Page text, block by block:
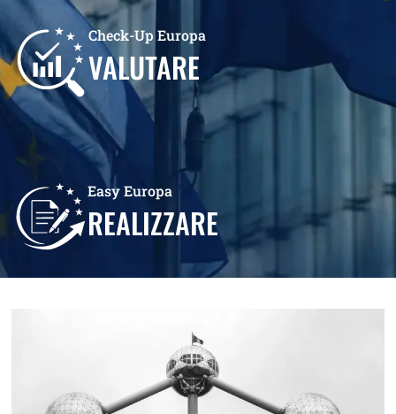
Check-Up Europa
VALUTARE
Easy Europa
REALIZZARE